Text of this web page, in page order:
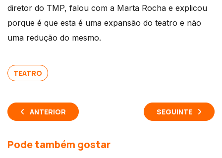
diretor do TMP, falou com a Marta Rocha e explicou
porque é que esta é uma expansão do teatro e não
uma redução do mesmo.
TEATRO
ANTERIOR SEGUINTE
Pode também gostar